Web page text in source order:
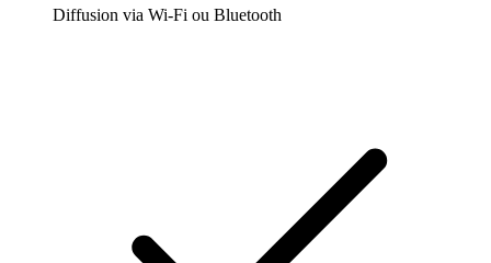
Diffusion via Wi-Fi ou Bluetooth